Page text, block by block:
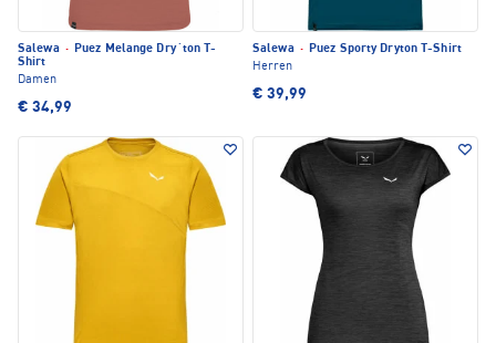
Salewa · Puez Melange Dry´ton T-
Shirt
Damen
€ 34,99
Salewa · Puez Sporty Dryton T-Shirt
Herren
€ 39,99